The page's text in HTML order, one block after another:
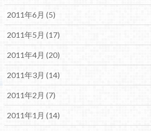
2011年6月 (5)
2011年5月 (17)
2011年4月 (20)
2011年3月 (14)
2011年2月 (7)
2011年1月 (14)